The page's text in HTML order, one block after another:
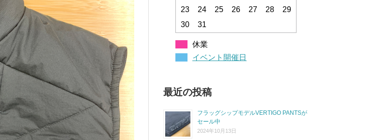
23 24 25 26 27 28
29
30
31
休業
イベント開催日
最近の投稿
フラッグシップモデルVERTIGO PANTSが
セール中
2024年10月13日